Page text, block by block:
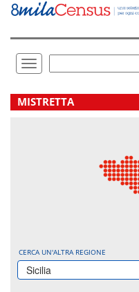
Vai
direttamente
Toggle
navigation
.
MISTRETTA
CERCA UN'ALTRA REGIONE
Sicilia